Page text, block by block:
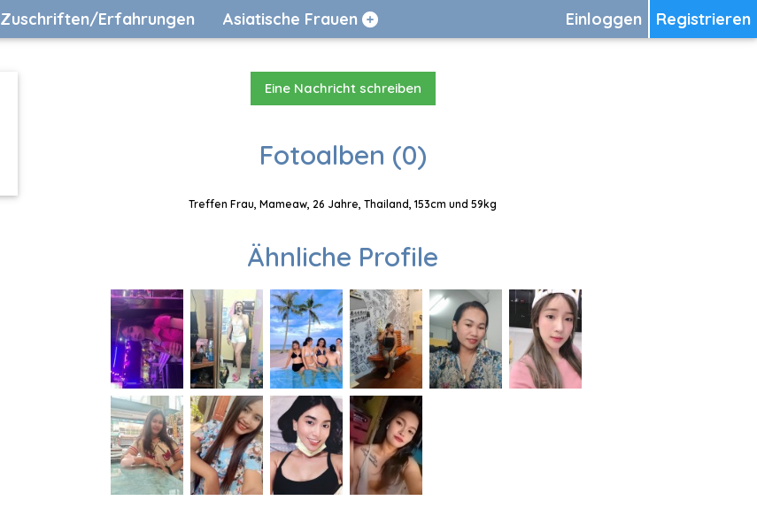
Registrieren
Einloggen
Zuschriften/Erfahrungen Asiatische Frauen
Eine Nachricht schreiben
Fotoalben (0)
Treffen Frau, Mameaw, 26 Jahre, Thailand, 153cm und 59kg
Ähnliche Profile